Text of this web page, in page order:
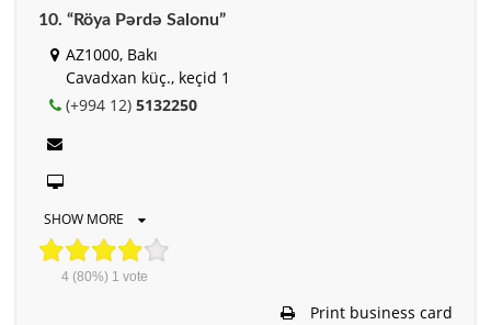
10. “Röya Pərdə Salonu”
AZ1000, Bakı
Cavadxan küç., keçid 1
(+994 12) 5132250
SHOW MORE
4(80%) 1 vote
Print business card